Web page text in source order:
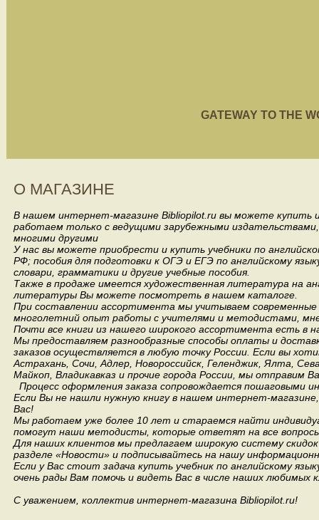
GATEWAY TO THE
О МАГАЗИНЕ
В нашем интернет-магазине Bibliopilot.ru вы можете купить
работаем только с ведущими зарубежными издательствами,
многими другими
У нас вы можете приобрести и купить учебники по
РФ; пособия для подготовки к ОГЭ и ЕГЭ по английскому
словари, грамматики и другие учебные пособия.
Также в продаже имеется художественная литература на
литературы Вы можете посмотреть в нашем каталоге.
При составлении ассортимента мы учитываем
многолетний опыт работы с учителями и методистами,
Почти все книги из нашего широкого ассортимента есть в
Мы предоставляем разнообразные способы оплаты и
заказов осуществляется в любую точку России. Если вы
Астрахань, Сочи, Адлер, Новороссийск, Геленджик, Ялта,
Майкоп, Владикавказ и прочие города России, мы отправим
Процесс оформления заказа сопровождается пошаговыми
Если Вы не нашли нужную книгу в нашем интернет-
Вас!
Мы работаем уже более 10 лет и стараемся найти
помогут наши методисты, которые ответят на все
Для наших клиентов мы предлагаем широкую систему
разделе «Новости» и подписывайтесь на нашу
Если у Вас стоит задача купить учебник по английскому
очень рады Вам помочь и видеть Вас в числе наших любимых
С уважением, коллектив интернет-магазина Bibliopilot.ru!